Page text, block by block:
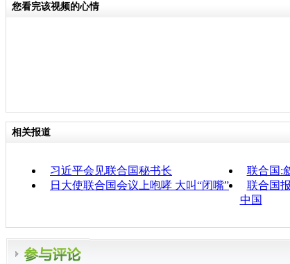
您看完该视频的心情
相关报道
习近平会见联合国秘书长
联合国:
日大使联合国会议上咆哮 大叫“闭嘴”
联合国
中国